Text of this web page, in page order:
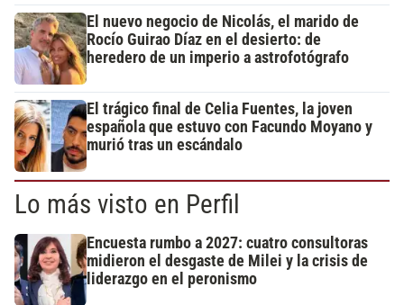
El nuevo negocio de Nicolás, el marido de
Rocío Guirao Díaz en el desierto: de
heredero de un imperio a astrofotógrafo
El trágico final de Celia Fuentes, la joven
española que estuvo con Facundo Moyano y
murió tras un escándalo
Lo más visto en Perfil
Encuesta rumbo a 2027: cuatro consultoras
midieron el desgaste de Milei y la crisis de
liderazgo en el peronismo